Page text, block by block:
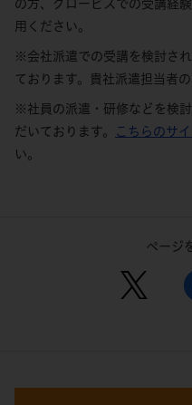
の方、グロービスでの受講経
用ください。
※会社派遣での受講を検討さ
ております。貴社派遣担当者
※社員の派遣・研修などを検
だいております。
こちらのサイ
い。
ページ